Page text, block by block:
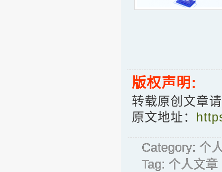
版权声明:
转载原创文章
原文地址：
Category: 个
Tag: 个人文章